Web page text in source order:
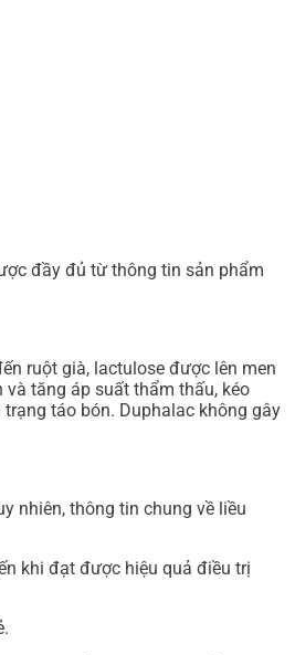
đầy đủ từ thông tin sản phẩm
ruột già, lactulose được lên men
tăng áp suất thẩm thấu, kéo
táo bón. Duphalac không gây
nhiên, thông tin chung về liều
khi đạt được hiệu quả điều trị